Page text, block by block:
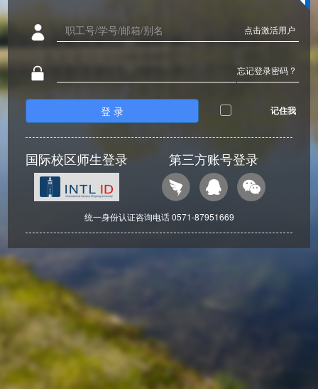
点击激活用户
忘记登录密码 ?
登 录 记住我
国际校区师生登录 第三方账号登录
统一身份认证咨询电话 0571-87951669